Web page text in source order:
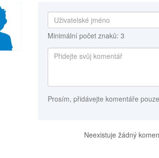
Minimální počet znaků: 3
Prosím, přidávejte komentáře
Neexistuje žádný